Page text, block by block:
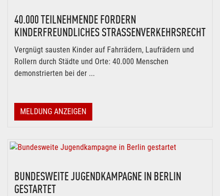
40.000 TEILNEHMENDE FORDERN
KINDERFREUNDLICHES STRASSENVERKEHRSRECHT
Vergnügt sausten Kinder auf Fahrrädern, Laufrädern und
Rollern durch Städte und Orte: 40.000 Menschen
demonstrierten bei der ...
MELDUNG ANZEIGEN
BUNDESWEITE JUGENDKAMPAGNE IN BERLIN
GESTARTET